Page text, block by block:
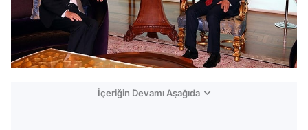
İçeriğin Devamı Aşağıda